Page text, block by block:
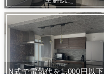
N式で電気代を1,000円以下